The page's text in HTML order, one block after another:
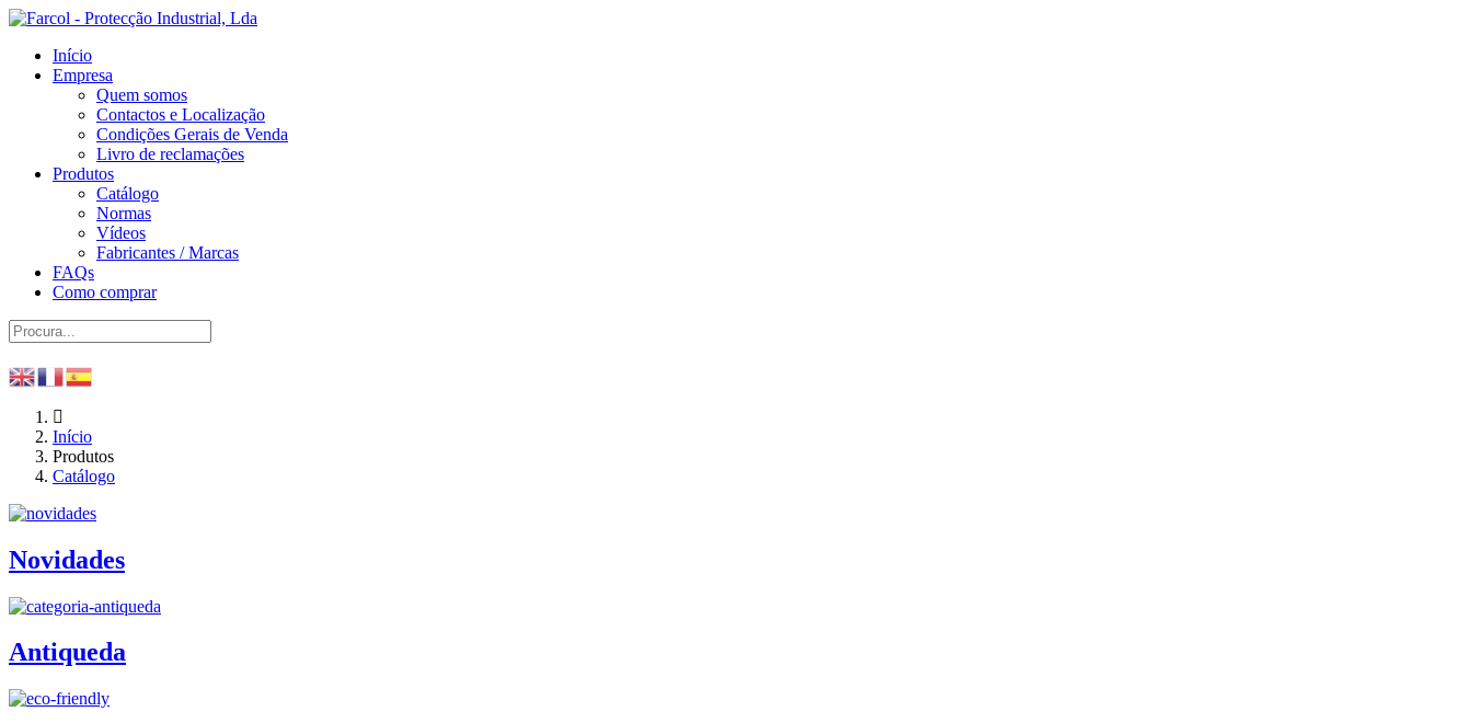
Início
Empresa
Quem somos
Contactos e Localização
Condições Gerais de Venda
Livro de reclamações
Produtos
Catálogo
Normas
Vídeos
Fabricantes / Marcas
FAQs
Como comprar
Início
Produtos
Catálogo
Novidades
Antiqueda